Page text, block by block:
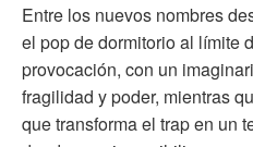
Entre los nuevos nombres
el pop de dormitorio al límite
provocación, con un
fragilidad y poder, mientras
que transforma el trap en un